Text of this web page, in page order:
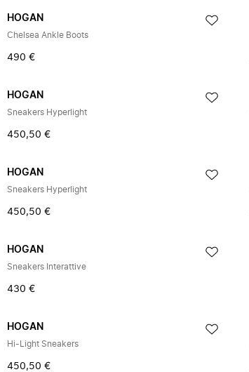
HOGAN
Chelsea Ankle Boots
490 €
HOGAN
Sneakers Hyperlight
450,50 €
HOGAN
Sneakers Hyperlight
450,50 €
HOGAN
Sneakers Interattive
430 €
HOGAN
Hi-Light Sneakers
450,50 €